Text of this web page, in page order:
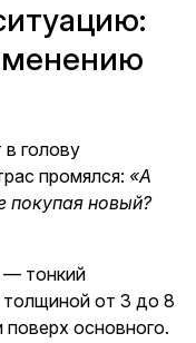
голову
промялся: «А
покупая новый?
— тонкий
от 3 до 8
основного.